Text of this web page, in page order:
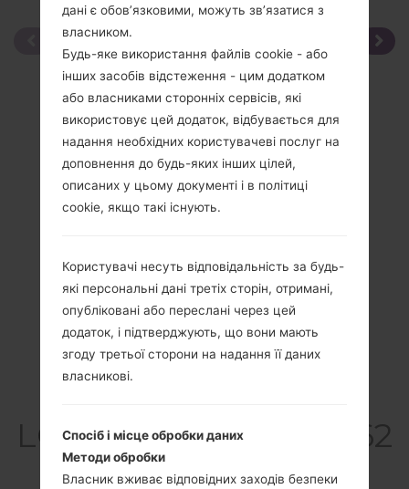
LGGW620GO(LGGW62
0GO)
дані є обов’язковими, можуть зв’язатися з
власником.
Будь-яке використання файлів cookie - або
інших засобів відстеження - цим додатком
або власниками сторонніх сервісів, які
використовує цей додаток, відбувається для
надання необхідних користувачеві послуг на
доповнення до будь-яких інших цілей,
описаних у цьому документі і в політиці
cookie, якщо такі існують.
Користувачі несуть відповідальність за будь-
які персональні дані третіх сторін, отримані,
опубліковані або переслані через цей
додаток, і підтверджують, що вони мають
згоду третьої сторони на надання її даних
власникові.
Спосіб і місце обробки даних
Методи обробки
Власник вживає відповідних заходів безпеки